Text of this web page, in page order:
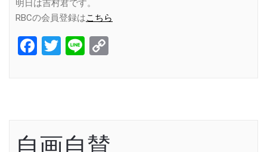
明日は吉村君です。
RBCの会員登録はこちら
Facebook
Twitter
Line
自画自賛